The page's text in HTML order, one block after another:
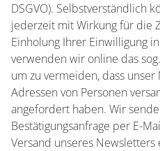
DSGVO). Selbstverständlich
jederzeit mit Wirkung für die
Einholung Ihrer Einwilligung
verwenden wir online das
um zu vermeiden, dass
Adressen von Personen
angefordert haben. Wir
Bestätigungsanfrage per E-
Versand unseres Newsletters